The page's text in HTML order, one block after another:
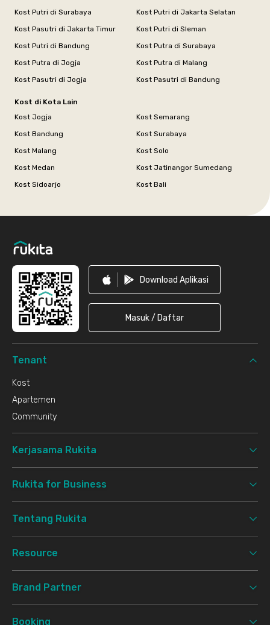
Kost Putri di Surabaya
Kost Putri di Jakarta Selatan
Kost Pasutri di Jakarta Timur
Kost Putri di Sleman
Kost Putri di Bandung
Kost Putra di Surabaya
Kost Putra di Jogja
Kost Putra di Malang
Kost Pasutri di Jogja
Kost Pasutri di Bandung
Kost di Kota Lain
Kost Jogja
Kost Semarang
Kost Bandung
Kost Surabaya
Kost Malang
Kost Solo
Kost Medan
Kost Jatinangor Sumedang
Kost Sidoarjo
Kost Bali
Download Aplikasi
Masuk / Daftar
Tenant
Kost
Apartemen
Community
Kerjasama Rukita
Rukita for Business
Tentang Rukita
Resource
Brand Partner
Booking